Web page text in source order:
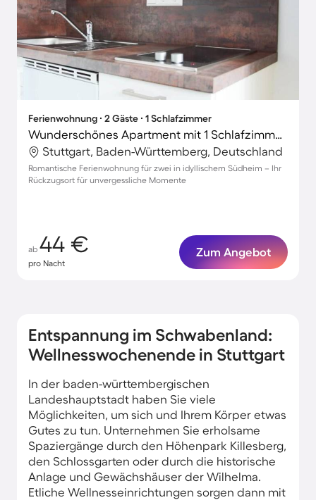
Ferienwohnung ∙ 2 Gäste ∙ 1 Schlafzimmer
Wunderschönes Apartment mit 1 Schlafzimmer für 2 Personen
Stuttgart, Baden-Württemberg, Deutschland
Romantische Ferienwohnung für zwei in idyllischem Südheim – Ihr
Rückzugsort für unvergessliche Momente
ab 44 €
pro Nacht
Zum Angebot
Entspannung im Schwabenland:
Wellnesswochenende in Stuttgart
In der baden-württembergischen
Landeshauptstadt haben Sie viele
Möglichkeiten, um sich und Ihrem Körper etwas
Gutes zu tun. Unternehmen Sie erholsame
Spaziergänge durch den Höhenpark Killesberg,
den Schlossgarten oder durch die historische
Anlage und Gewächshäuser der Wilhelma.
Etliche Wellnesseinrichtungen sorgen dann mit